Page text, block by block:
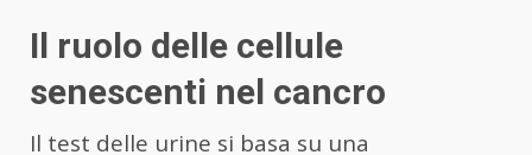
Il ruolo delle cellule
senescenti nel cancro
Il test delle urine si basa su una